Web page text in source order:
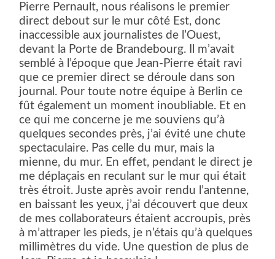
Pierre Pernault, nous réalisons le premier
direct debout sur le mur côté Est, donc
inaccessible aux journalistes de l’Ouest,
devant la Porte de Brandebourg. Il m’avait
semblé à l’époque que Jean-Pierre était ravi
que ce premier direct se déroule dans son
journal. Pour toute notre équipe à Berlin ce
fût également un moment inoubliable. Et en
ce qui me concerne je me souviens qu’à
quelques secondes près, j’ai évité une chute
spectaculaire. Pas celle du mur, mais la
mienne, du mur. En effet, pendant le direct je
me déplaçais en reculant sur le mur qui était
très étroit. Juste après avoir rendu l’antenne,
en baissant les yeux, j’ai découvert que deux
de mes collaborateurs étaient accroupis, près
à m’attraper les pieds, je n’étais qu’à quelques
millimètres du vide. Une question de plus de